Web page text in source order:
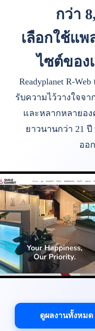
กว่า
เลือกใช้แพ
ไซต์ของ
Readyplanet R-
รับความไว้วางใจจ
และหลากหลายอง
ยาวนานกว่า 21
ออ
ดูผลงานทั้งหมด